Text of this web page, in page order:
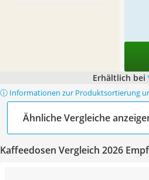
Erhältlich bei
ⓘ Informationen zur Produktsortierung
Ähnliche Vergleiche
Kaffeedosen Vergleich 2026